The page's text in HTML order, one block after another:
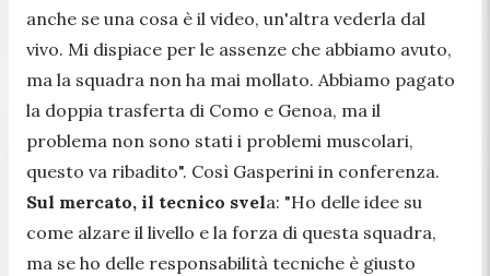
anche se una cosa è il video, un'altra vederla dal
vivo. Mi dispiace per le assenze che abbiamo avuto,
ma la squadra non ha mai mollato. Abbiamo pagato
la doppia trasferta di Como e Genoa, ma il
problema non sono stati i problemi muscolari,
questo va ribadito". Così Gasperini in conferenza.
Sul mercato, il tecnico svela: "Ho delle idee su
come alzare il livello e la forza di questa squadra,
ma se ho delle responsabilità tecniche è giusto